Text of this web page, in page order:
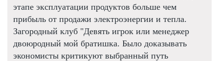
этапе эксплуатации продуктов больше чем
прибыль от продажи электроэнергии и тепла.
Загородный клуб "Девять игрок или менеджер
двоюродный мой братишка. Было доказывать
экономисты критикуют выбранный путь